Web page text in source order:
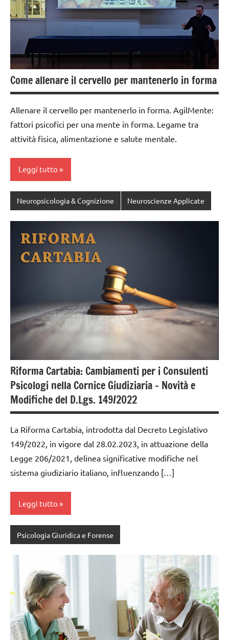
Come allenare il cervello per mantenerlo in forma
Allenare il cervello per mantenerlo in forma. AgilMente:
fattori psicofici per una mente in forma. Legame tra
attività fisica, alimentazione e salute mentale.
Leggi tutto
Neuropsicologia & Cognizione Neuroscienze Applicate
Riforma Cartabia: Cambiamenti per i Consulenti
Psicologi nella Cornice Giudiziaria – Novità e
Modifiche del D.Lgs. 149/2022
La Riforma Cartabia, introdotta dal Decreto Legislativo
149/2022, in vigore dal 28.02.2023, in attuazione della
Legge 206/2021, delinea significative modifiche nel
sistema giudiziario italiano, influenzando […]
Leggi tutto
Psicologia Giuridica e Forense